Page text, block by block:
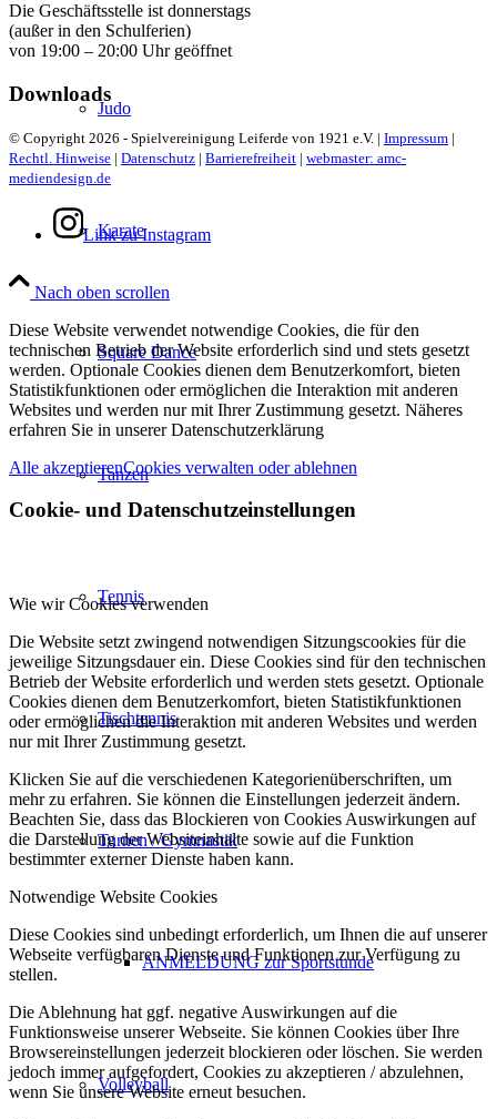
Judo
Karate
Square Dance
Tanzen
Tennis
Tischtennis
Turnen / Gymnastik
ANMELDUNG zur Sportstunde
Volleyball
Die Geschäftsstelle ist donnerstags
(außer in den Schulferien)
von 19:00 – 20:00 Uhr geöffnet
Downloads
© Copyright 2026 - Spielvereinigung Leiferde von 1921 e.V. | Impressum |
Rechtl. Hinweise | Datenschutz | Barrierefreiheit | webmaster: amc-
mediendesign.de
Link zu Instagram
Nach oben scrollen
Diese Website verwendet notwendige Cookies, die für den
technischen Betrieb der Website erforderlich sind und stets gesetzt
werden. Optionale Cookies dienen dem Benutzerkomfort, bieten
Statistikfunktionen oder ermöglichen die Interaktion mit anderen
Websites und werden nur mit Ihrer Zustimmung gesetzt. Näheres
erfahren Sie in unserer Datenschutzerklärung
Alle akzeptierenCookies verwalten oder ablehnen
Cookie- und Datenschutzeinstellungen
Wie wir Cookies verwenden
Die Website setzt zwingend notwendigen Sitzungscookies für die
jeweilige Sitzungsdauer ein. Diese Cookies sind für den technischen
Betrieb der Website erforderlich und werden stets gesetzt. Optionale
Cookies dienen dem Benutzerkomfort, bieten Statistikfunktionen
oder ermöglichen die Interaktion mit anderen Websites und werden
nur mit Ihrer Zustimmung gesetzt.
Klicken Sie auf die verschiedenen Kategorienüberschriften, um
mehr zu erfahren. Sie können die Einstellungen jederzeit ändern.
Beachten Sie, dass das Blockieren von Cookies Auswirkungen auf
die Darstellung der Websiteinhalte sowie auf die Funktion
bestimmter externer Dienste haben kann.
Notwendige Website Cookies
Diese Cookies sind unbedingt erforderlich, um Ihnen die auf unserer
Webseite verfügbaren Dienste und Funktionen zur Verfügung zu
stellen.
Die Ablehnung hat ggf. negative Auswirkungen auf die
Funktionsweise unserer Webseite. Sie können Cookies über Ihre
Browsereinstellungen jederzeit blockieren oder löschen. Sie werden
jedoch immer aufgefordert, Cookies zu akzeptieren / abzulehnen,
wenn Sie unsere Website erneut besuchen.